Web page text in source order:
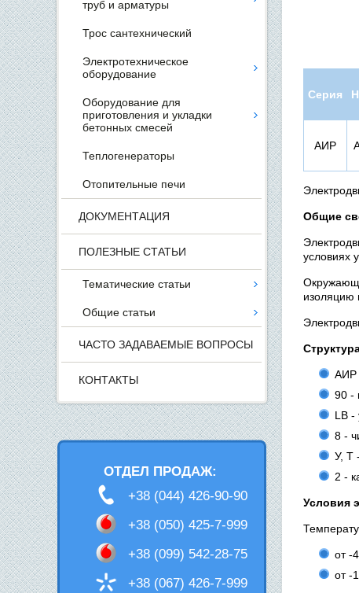
труб и арматуры
Трос сантехнический
Электротехническое
оборудование
Оборудование для
приготовления и укладки
бетонных смесей
Теплогенераторы
Отопительные печи
ДОКУМЕНТАЦИЯ
ПОЛЕЗНЫЕ СТАТЬИ
Тематические статьи
Общие статьи
ЧАСТО ЗАДАВАЕМЫЕ ВОПРОСЫ
КОНТАКТЫ
ОТДЕЛ ПРОДАЖ:
+38 (044) 426-90-90
+38 (050) 425-7-999
+38 (099) 542-28-75
+38 (067) 426-7-999
Серия
АИР
Общие
условиях
изоляцию
АИР
90 -
LВ -
8 -
У, Т
2 -
Условия
от -
от -